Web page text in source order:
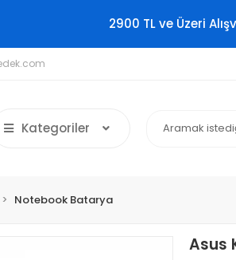
2900 TL ve Üzeri
Kategoriler
Notebook Batarya
Asus